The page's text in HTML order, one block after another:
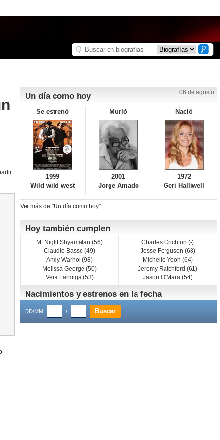
Un día como hoy 06 de agosto
Se estrenó
1999
Wild wild west
Murió
2001
Jorge Amado
Nació
1972
Geri Halliwell
Ver más de "Un día como hoy"
Hoy también cumplen
M. Night Shyamalan (56)
Claudio Basso (49)
Andy Warhol (98)
Melissa George (50)
Vera Farmiga (53)
Charles Crichton (-)
Jesse Ferguson (68)
Michelle Yeoh (64)
Jeremy Ratchford (61)
Jason O’Mara (54)
Nacimientos y estrenos en la fecha
DD/MM /